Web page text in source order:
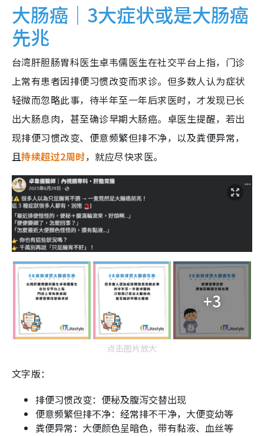
大肠癌｜3大症状或是大肠癌
先兆
台湾肝胆肠胃科医生卓韦儒医生在社交平台上指，门诊
上常有患者因排便习惯改变而求诊。但多数人认为症状
轻微而忽略此事，待半年至一年后求医时，才发现已长
出大肠息肉，甚至确诊早期大肠癌。卓医生提醒，若出
现排便习惯改变、便意频繁但排不净，以及粪便异常，
且持续超过2周时，就应尽快求医。
+3
点击图片放大
文字版：
排便习惯改变：便秘及腹泻交替出现
便意频繁但排不净：经常排不干净，大便变幼等
粪便异常：大便颜色呈暗色，带有黏液、血丝等